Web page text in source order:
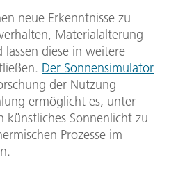
neue Erkenntnisse zu
Materialalterung
diese in weitere
Der Sonnensimulator
der Nutzung
ermöglicht es, unter
künstliches Sonnenlicht zu
Prozesse im